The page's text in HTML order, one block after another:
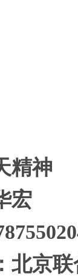
神
宏
北京联